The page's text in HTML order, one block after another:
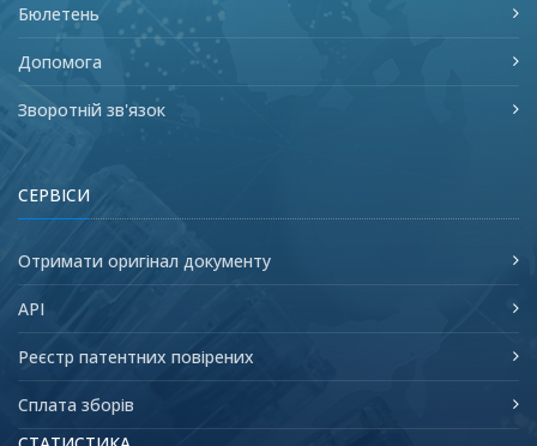
Бюлетень
Допомога
Зворотній зв'язок
СЕРВІСИ
Отримати оригінал документу
API
Реєстр патентних повірених
Сплата зборів